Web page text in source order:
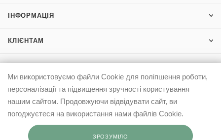
ІНФОРМАЦІЯ
КЛІЄНТАМ
0503332569
info@elfashop.ua
03148, місто Київ, вул. Івана Дзюби, 9
Ми використовуємо файли Cookie для поліпшення роботи,
персоналізації та підвищення зручності користування
нашим сайтом. Продовжуючи відвідувати сайт, ви
погоджуєтеся на використання нами файлів Cookie.
ЗРОЗУМІЛО